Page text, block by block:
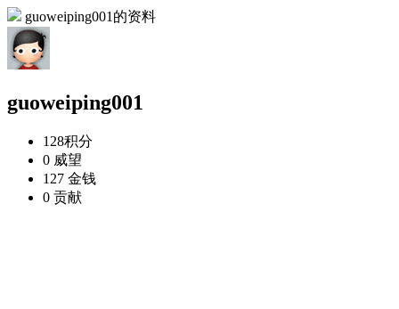
guoweiping001的资料
guoweiping001
128积分
0 威望
127 金钱
0 贡献